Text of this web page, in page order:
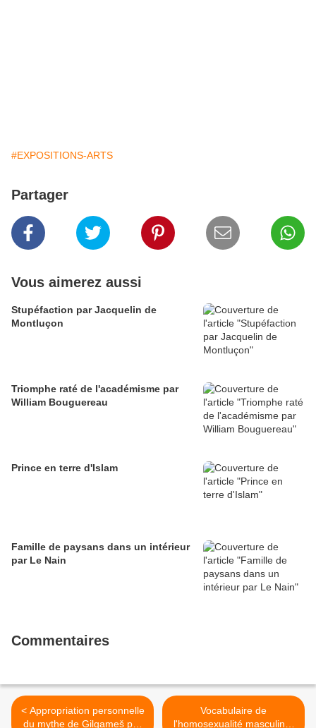
#EXPOSITIONS-ARTS
Partager
Vous aimerez aussi
Stupéfaction par Jacquelin de
Montluçon
Triomphe raté de l'académisme par
William Bouguereau
Prince en terre d'Islam
Famille de paysans dans un intérieur
par Le Nain
Commentaires
< Appropriation personnelle
du mythe de Gilgameš par
Vocabulaire de
l'homosexualité masculine,